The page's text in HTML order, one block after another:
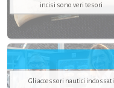
incisi sono veri tesori
Gli accessori nautici indossati